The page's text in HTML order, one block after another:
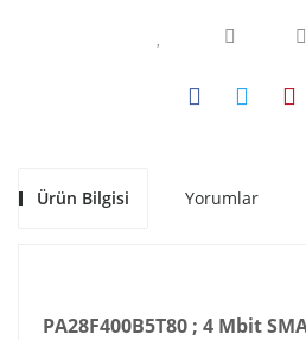
Ürün Bilgisi Yorumlar
PA28F400B5T80 ; 4 Mbit